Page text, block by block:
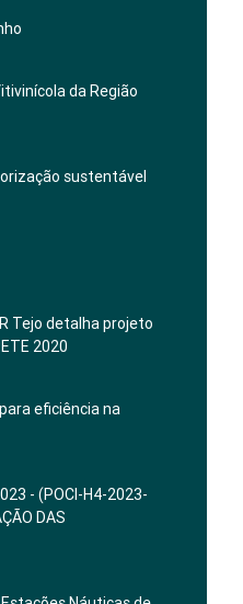
da Região
sustentável
Tejo detalha projeto
2020
eficiência na
- (POCI-H4-2023-
DAS